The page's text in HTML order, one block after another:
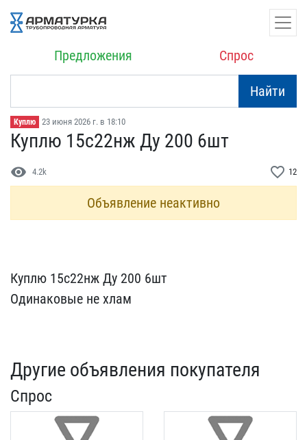
Предложения Спрос
Найти
Куплю 23 июня 2026 г. в 18:10
Куплю 15с22нж Ду 200 6шт
visibility 4.2k favorite_border 12
Объявление неактивно
Куплю 15с22нж Ду 200 6ш​т
Одинаковые не хлам
Другие объявления покупателя
Спрос